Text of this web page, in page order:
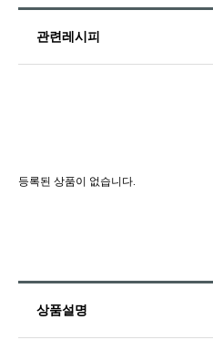
관련레시피
등록된 상품이 없습니다.
상품설명